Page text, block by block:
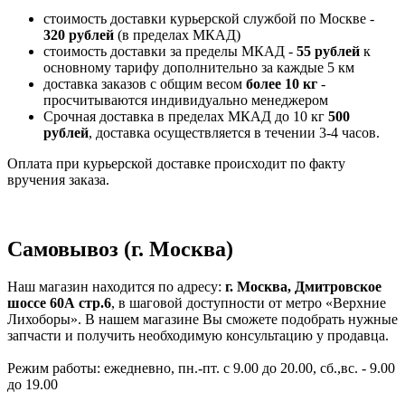
стоимость доставки курьерской службой по Москве -
320 рублей (в пределах МКАД)
стоимость доставки за пределы МКАД - 55 рублей к
основному тарифу дополнительно за каждые 5 км
доставка заказов с общим весом более 10 кг -
просчитываются индивидуально менеджером
Срочная доставка в пределах МКАД до 10 кг 500
рублей, доставка осуществляется в течении 3-4 часов.
Оплата при курьерской доставке происходит по факту
вручения заказа.
Самовывоз (г. Москва)
Наш магазин находится по адресу: г. Москва, Дмитровское
шоссе 60А стр.6, в шаговой доступности от метро «Верхние
Лихоборы». В нашем магазине Вы сможете подобрать нужные
запчасти и получить необходимую консультацию у продавца.
Режим работы: ежедневно, пн.-пт. с 9.00 до 20.00, сб.,вс. - 9.00
до 19.00